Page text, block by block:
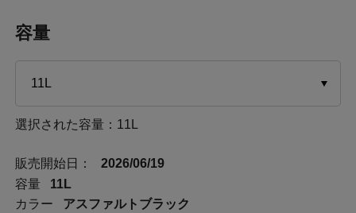
容量
選択された容量：11L
販売開始日：
2026/06/19
容量
11L
カラー
アスファルトブラック